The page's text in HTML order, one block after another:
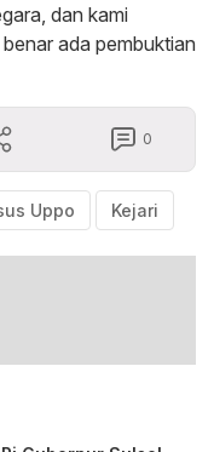
dan kami
ada pembuktian
0
Uppo Kejari